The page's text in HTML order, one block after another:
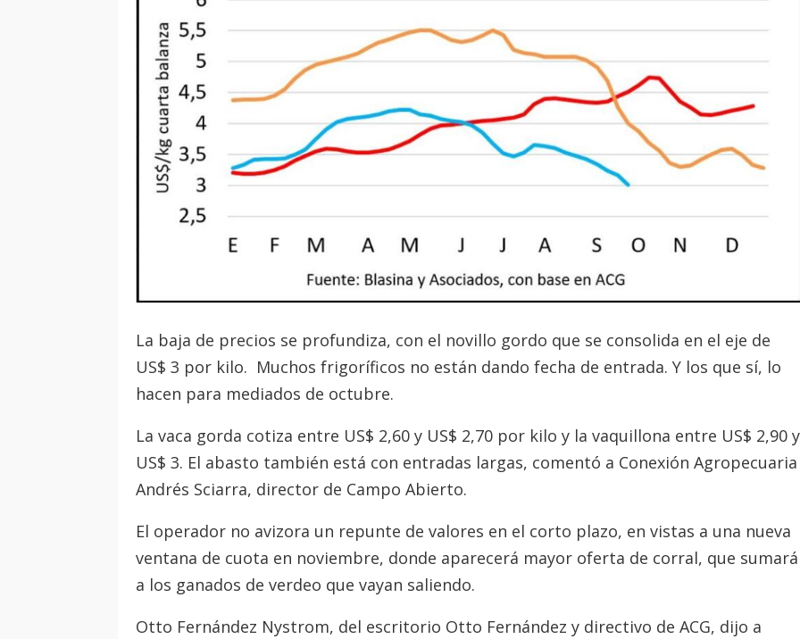
La baja de precios se profundiza, con el novillo gordo que se consolida en el eje de
US$ 3 por kilo. Muchos frigoríficos no están dando fecha de entrada. Y los que sí, lo
hacen para mediados de octubre.
La vaca gorda cotiza entre US$ 2,60 y US$ 2,70 por kilo y la vaquillona entre US$ 2,90 y
US$ 3. El abasto también está con entradas largas, comentó a Conexión Agropecuaria
Andrés Sciarra, director de Campo Abierto.
El operador no avizora un repunte de valores en el corto plazo, en vistas a una nueva
ventana de cuota en noviembre, donde aparecerá mayor oferta de corral, que sumará
a los ganados de verdeo que vayan saliendo.
Otto Fernández Nystrom, del escritorio Otto Fernández y directivo de ACG, dijo a